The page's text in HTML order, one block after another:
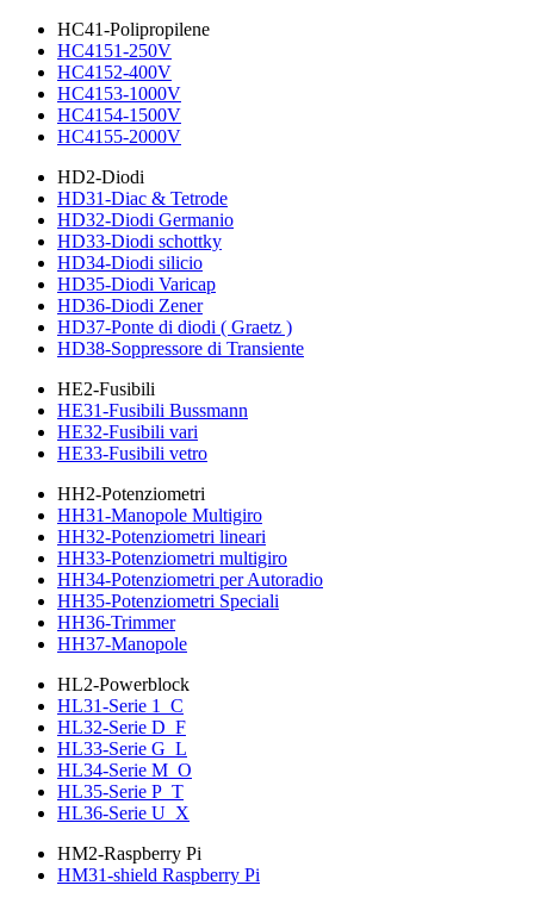
HC41-Polipropilene
HC4151-250V
HC4152-400V
HC4153-1000V
HC4154-1500V
HC4155-2000V
HD2-Diodi
HD31-Diac & Tetrode
HD32-Diodi Germanio
HD33-Diodi schottky
HD34-Diodi silicio
HD35-Diodi Varicap
HD36-Diodi Zener
HD37-Ponte di diodi ( Graetz )
HD38-Soppressore di Transiente
HE2-Fusibili
HE31-Fusibili Bussmann
HE32-Fusibili vari
HE33-Fusibili vetro
HH2-Potenziometri
HH31-Manopole Multigiro
HH32-Potenziometri lineari
HH33-Potenziometri multigiro
HH34-Potenziometri per Autoradio
HH35-Potenziometri Speciali
HH36-Trimmer
HH37-Manopole
HL2-Powerblock
HL31-Serie 1_C
HL32-Serie D_F
HL33-Serie G_L
HL34-Serie M_O
HL35-Serie P_T
HL36-Serie U_X
HM2-Raspberry Pi
HM31-shield Raspberry Pi